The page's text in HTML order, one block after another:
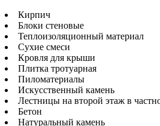
Кирпич
Блоки стеновые
Теплоизоляционный материал
Сухие смеси
Кровля для крыши
Плитка тротуарная
Пиломатериалы
Искусственный камень
Лестницы на второй этаж в
Бетон
Натуральный камень